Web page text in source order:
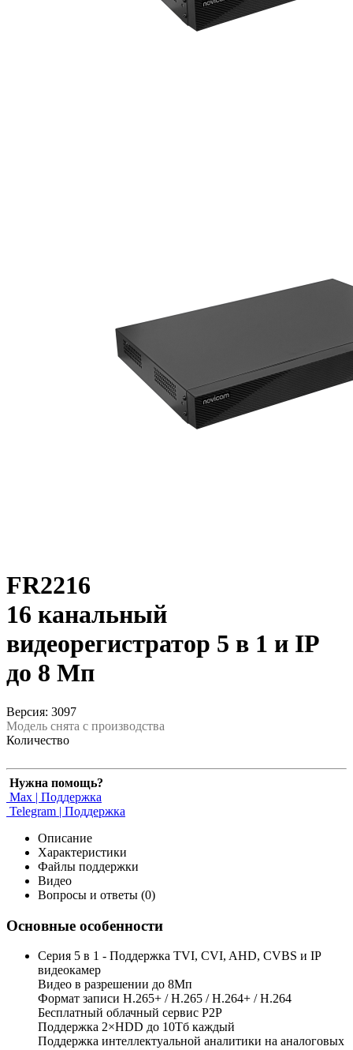
FR2216
16 канальный
видеорегистратор 5 в 1 и IP
до 8 Мп
Версия: 3097
Модель снята с производства
Количество
Нужна помощь?
Max | Поддержка
Telegram | Поддержка
Описание
Характеристики
Файлы поддержки
Видео
Вопросы и ответы (0)
Основные особенности
Серия 5 в 1 - Поддержка TVI, CVI, AHD, CVBS и IP
видеокамер
Видео в разрешении до 8Мп
Формат записи H.265+ / H.265 / H.264+ / H.264
Бесплатный облачный сервис Р2Р
Поддержка 2×HDD до 10Тб каждый
Поддержка интеллектуальной аналитики на аналоговых